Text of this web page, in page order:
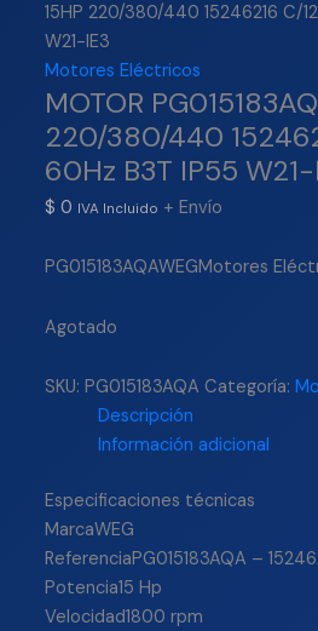
15HP 220/380/440 15246216 C/
W21-IE3
Motores Eléctricos
MOTOR
220/380/440
60Hz B3T IP55
$ 0 IVA Incluido + Envío
PG015183AQAWEGMotores
Agotado
SKU:PG015183AQA Categoría:
Descripción
Información adicional
Especificaciones técnicas
MarcaWEG
ReferenciaPG015183AQA –
Potencia15 Hp
Velocidad1800 rpm